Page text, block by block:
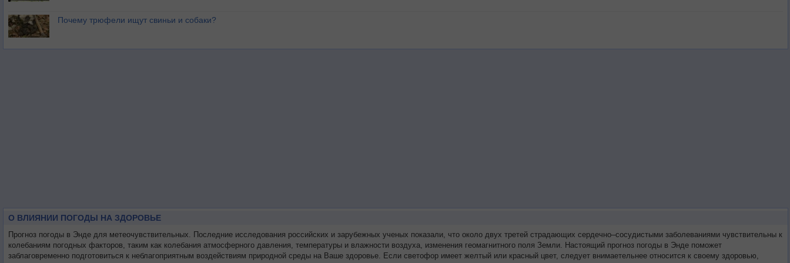
Почему трюфели ищут свиньи и собаки?
О ВЛИЯНИИ ПОГОДЫ НА ЗДОРОВЬЕ
Прогноз погоды в Энде для метеочувствительных. Последние исследования российских и зарубежных ученых показали, что около двух третей страдающих сердечно–сосудистыми заболеваниями чувствительны к
колебаниям погодных факторов, таким как колебания атмосферного давления, температуры и влажности воздуха, изменения геомагнитного поля Земли. Настоящий прогноз погоды в Энде поможет
заблаговременно подготовиться к неблагоприятным воздействиям природной среды на Ваше здоровье. Если светофор имеет желтый или красный цвет, следует внимаетельнее относится к своему здоровью,